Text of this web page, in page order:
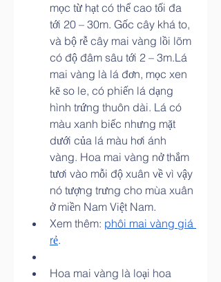
mọc từ hạt có thể cao tối đa
tới 20 – 30m. Gốc cây khá to,
và bộ rễ cây mai vàng lồi lõm
có độ đâm sâu tới 2 – 3m.Lá
mai vàng là lá đơn, mọc xen
kẽ so le, có phiến lá dạng
hình trứng thuôn dài. Lá có
màu xanh biếc nhưng mặt
dưới của lá màu hơi ánh
vàng. Hoa mai vàng nở thắm
tươi vào mỗi độ xuân về vì vậy
nó tượng trưng cho mùa xuân
ở miền Nam Việt Nam.
Xem thêm: phôi mai vàng giá
rẻ.
Hoa mai vàng là loại hoa